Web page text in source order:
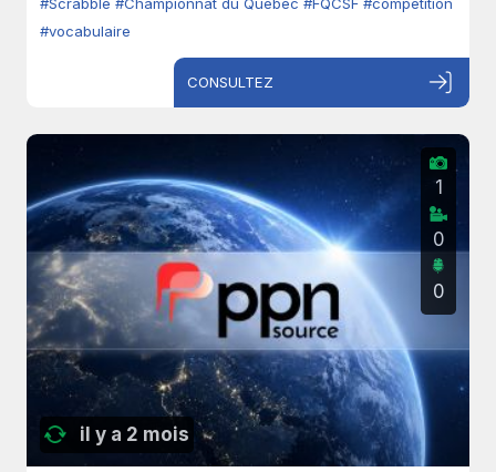
#Scrabble #Championnat du Québec #FQCSF #compétition
#vocabulaire
CONSULTEZ
il y a 2 mois
1
0
0